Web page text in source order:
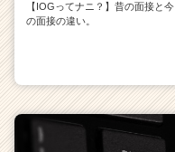
【IOGってナニ？】昔の面接と今
の面接の違い。